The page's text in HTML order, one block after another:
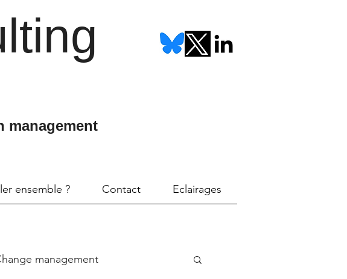
management
ensemble ? Contact Eclairages
management